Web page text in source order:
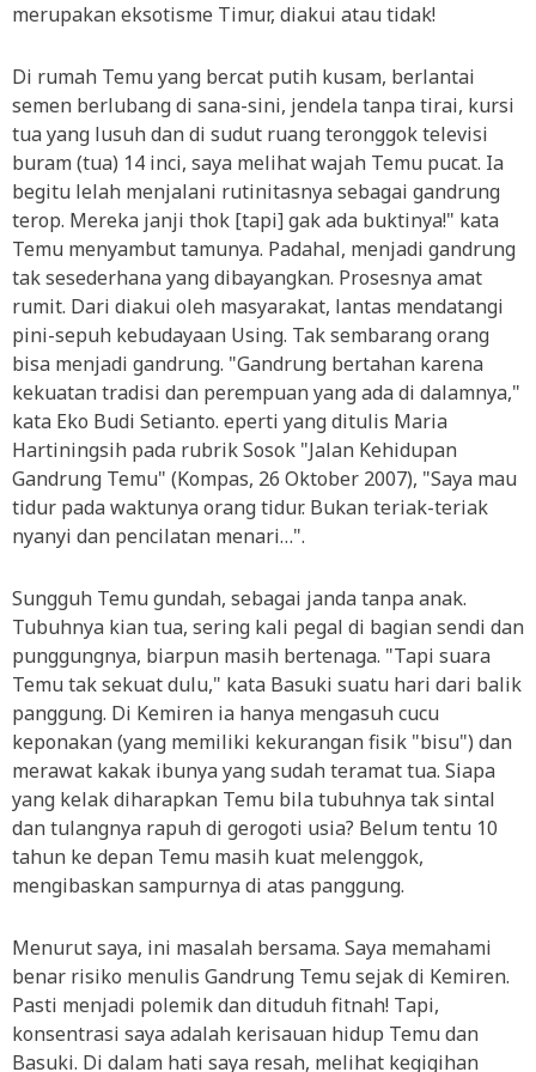
merupakan eksotisme Timur, diakui atau tidak!
Di rumah Temu yang bercat putih kusam, berlantai
semen berlubang di sana-sini, jendela tanpa tirai, kursi
tua yang lusuh dan di sudut ruang teronggok televisi
buram (tua) 14 inci, saya melihat wajah Temu pucat. Ia
begitu lelah menjalani rutinitasnya sebagai gandrung
terop. Mereka janji thok [tapi] gak ada buktinya!" kata
Temu menyambut tamunya. Padahal, menjadi gandrung
tak sesederhana yang dibayangkan. Prosesnya amat
rumit. Dari diakui oleh masyarakat, lantas mendatangi
pini-sepuh kebudayaan Using. Tak sembarang orang
bisa menjadi gandrung. "Gandrung bertahan karena
kekuatan tradisi dan perempuan yang ada di dalamnya,"
kata Eko Budi Setianto. eperti yang ditulis Maria
Hartiningsih pada rubrik Sosok "Jalan Kehidupan
Gandrung Temu" (Kompas, 26 Oktober 2007), "Saya mau
tidur pada waktunya orang tidur. Bukan teriak-teriak
nyanyi dan pencilatan menari…".
Sungguh Temu gundah, sebagai janda tanpa anak.
Tubuhnya kian tua, sering kali pegal di bagian sendi dan
punggungnya, biarpun masih bertenaga. "Tapi suara
Temu tak sekuat dulu," kata Basuki suatu hari dari balik
panggung. Di Kemiren ia hanya mengasuh cucu
keponakan (yang memiliki kekurangan fisik "bisu") dan
merawat kakak ibunya yang sudah teramat tua. Siapa
yang kelak diharapkan Temu bila tubuhnya tak sintal
dan tulangnya rapuh di gerogoti usia? Belum tentu 10
tahun ke depan Temu masih kuat melenggok,
mengibaskan sampurnya di atas panggung.
Menurut saya, ini masalah bersama. Saya memahami
benar risiko menulis Gandrung Temu sejak di Kemiren.
Pasti menjadi polemik dan dituduh fitnah! Tapi,
konsentrasi saya adalah kerisauan hidup Temu dan
Basuki. Di dalam hati saya resah, melihat kegigihan